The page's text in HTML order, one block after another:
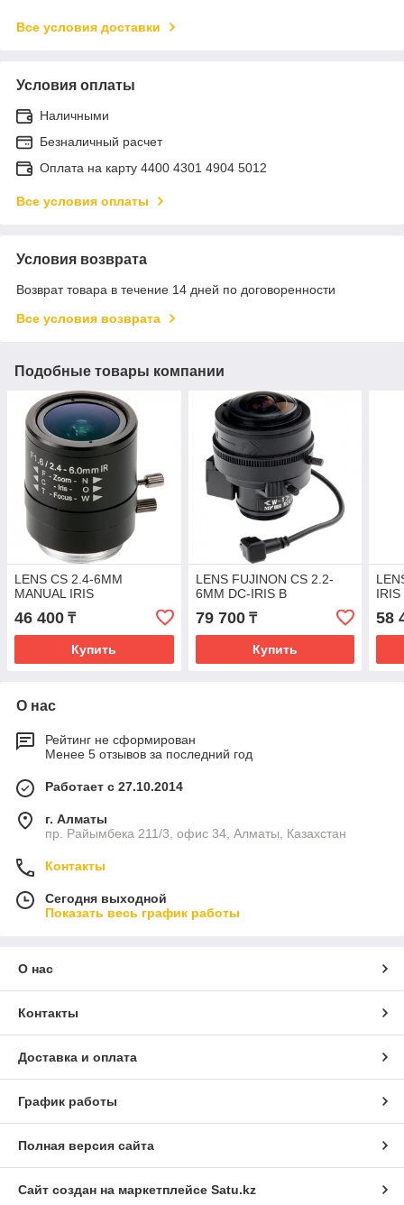
Все условия доставки
Условия оплаты
Наличными
Безналичный расчет
Оплата на карту 4400 4301 4904 5012
Все условия оплаты
Условия возврата
Возврат товара в течение 14 дней по договоренности
Все условия возврата
Подобные товары компании
LENS CS 2.4-6MM
MANUAL IRIS
46 400 ₸
Купить
LENS FUJINON CS 2.2-
6MM DC-IRIS B
79 700₸
Купить
IRIS
58
О нас
Рейтинг не сформирован
Менее 5 отзывов за последний год
Работает с 27.10.2014
г. Алматы
пр. Райымбека 211/3, офис 34, Алматы, Казахстан
Контакты
Сегодня выходной
Показать весь график работы
О нас
Контакты
Доставка и оплата
График работы
Полная версия сайта
Сайт создан на маркетплейсе Satu.kz